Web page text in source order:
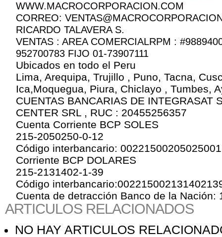
WWW.MACROCORPORACION.COM
CORREO:
RICARDO TALAVERA S.
VENTAS : AREA COMERCIALRPM :
952700783 FIJO 01-73907111
Ubicados en todo el Peru
Lima, Arequipa, Trujillo , Puno, Tacna,
Ica,Moquegua, Piura, Chiclayo , Tumbes,
CUENTAS BANCARIAS DE INTEGRASAT
CENTER SRL , RUC : 20455256357
Cuenta Corriente BCP SOLES
215-2050250-0-12
Código interbancario:
Corriente BCP DOLARES
215-2131402-1-39
Código
Cuenta de detracción Banco de la Nación:
ARTICULOS RELACIONADOS
NO HAY ARTICULOS